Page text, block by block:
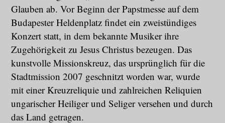
Glauben ab. Vor Beginn der Papstmesse auf dem
Budapester Heldenplatz findet ein zweistündiges
Konzert statt, in dem bekannte Musiker ihre
Zugehörigkeit zu Jesus Christus bezeugen. Das
kunstvolle Missionskreuz, das ursprünglich für die
Stadtmission 2007 geschnitzt worden war, wurde
mit einer Kreuzreliquie und zahlreichen Reliquien
ungarischer Heiliger und Seliger versehen und durch
das Land getragen.